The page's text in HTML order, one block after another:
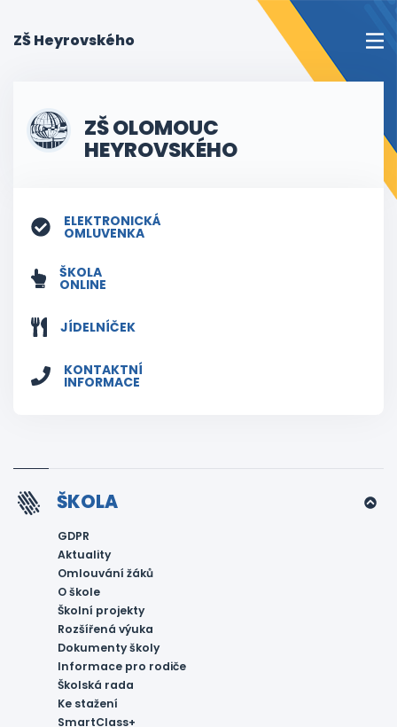
ZŠ Heyrovského
ZŠ OLOMOUC
HEYROVSKÉHO
ELEKTRONICKÁ
OMLUVENKA
ŠKOLA
ONLINE
JÍDELNÍČEK
KONTAKTNÍ
INFORMACE
ŠKOLA
GDPR
Aktuality
Omlouvání žáků
O škole
Školní projekty
Rozšířená výuka
Dokumenty školy
Informace pro rodiče
Školská rada
Ke stažení
SmartClass+